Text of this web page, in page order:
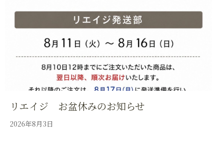
リエイジ お盆休みのお知らせ
2026年8月3日